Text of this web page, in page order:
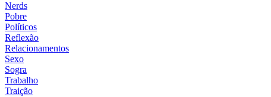
Nerds
Pobre
Políticos
Reflexão
Relacionamentos
Sexo
Sogra
Trabalho
Traição